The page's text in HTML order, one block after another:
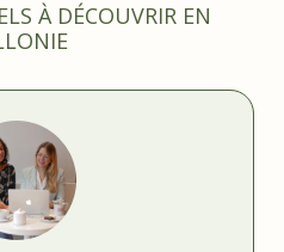
À DÉCOUVRIR EN